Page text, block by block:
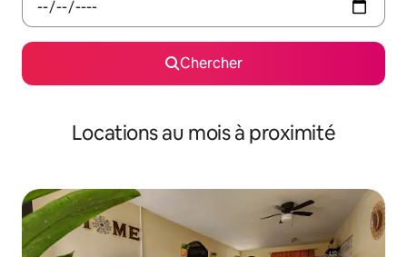
Chercher
Locations au mois à proximité